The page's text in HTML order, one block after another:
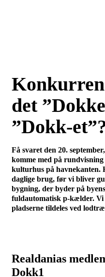
det
”Dokk-
Få svaret den 20.
komme med på
kulturhus på havnekanten.
daglige brug, før vi bliver
bygning, der byder på
fuldautomatisk p-kælder. Vi
pladserne tildeles ved
Realdanias
Dokk1